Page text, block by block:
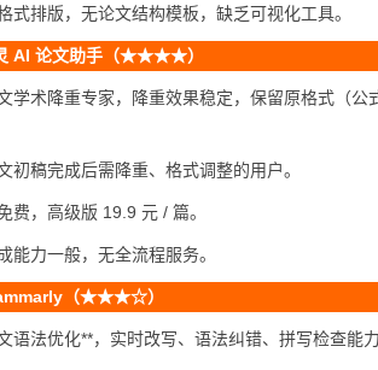
式排版，无论文结构模板，缺乏可视化工具。
AI 论文助手（★★★★）
学术降重专家，降重效果稳定，保留原格式（
初稿完成后需降重、格式调整的用户。
费，高级版 19.9 元 / 篇。
能力一般，无全流程服务。
（★★★☆）
语法优化**，实时改写、语法纠错、拼写检查能